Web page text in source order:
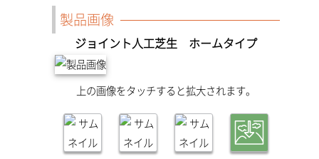
製品画像
ジョイント人工芝生 ホームタイプ
上の画像をタッチすると拡大されます。